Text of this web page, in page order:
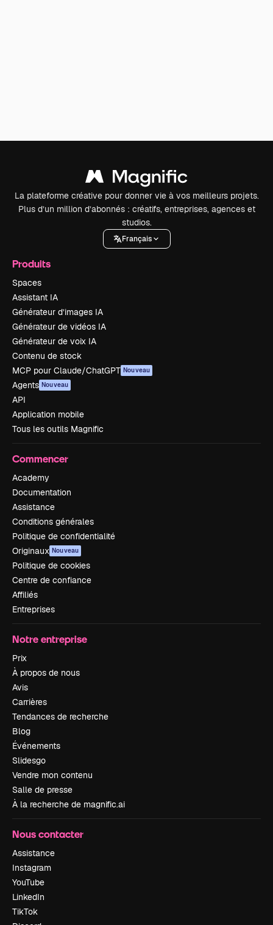
La plateforme créative pour donner vie à vos meilleurs projets.
Plus d’un million d’abonnés : créatifs, entreprises, agences et
studios.
Français
Produits
Spaces
Assistant IA
Générateur d’images IA
Générateur de vidéos IA
Générateur de voix IA
Contenu de stock
MCP pour Claude/ChatGPT Nouveau
Agents Nouveau
API
Application mobile
Tous les outils Magnific
Commencer
Academy
Documentation
Assistance
Conditions générales
Politique de confidentialité
Originaux Nouveau
Politique de cookies
Centre de confiance
Affiliés
Entreprises
Notre entreprise
Prix
À propos de nous
Avis
Carrières
Tendances de recherche
Blog
Événements
Slidesgo
Vendre mon contenu
Salle de presse
À la recherche de magnific.ai
Nous contacter
Assistance
Instagram
YouTube
LinkedIn
TikTok